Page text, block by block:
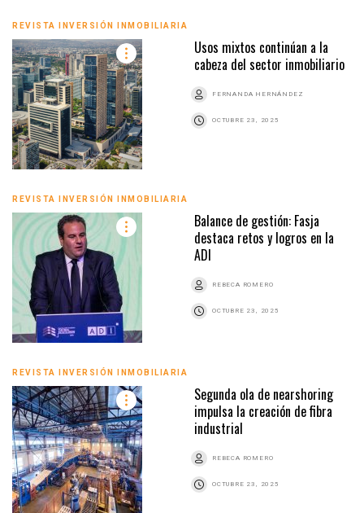
REVISTA INVERSIÓN INMOBILIARIA
Usos mixtos continúan a la
cabeza del sector inmobiliario
FERNANDA HERNÁNDEZ
OCTUBRE 23, 2025
REVISTA INVERSIÓN INMOBILIARIA
Balance de gestión: Fasja
destaca retos y logros en la
ADI
REBECA ROMERO
OCTUBRE 23, 2025
REVISTA INVERSIÓN INMOBILIARIA
Segunda ola de nearshoring
impulsa la creación de fibra
industrial
REBECA ROMERO
OCTUBRE 23, 2025